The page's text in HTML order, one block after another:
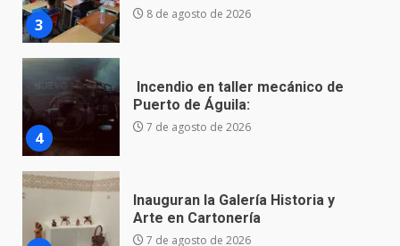
4
7 de agosto de 2026
5
Inauguran la Galería Historia y
Arte en Cartonería
7 de agosto de 2026
Valle de Santiago refuerza
seguridad con nuevas unidades
7 de agosto de 2026